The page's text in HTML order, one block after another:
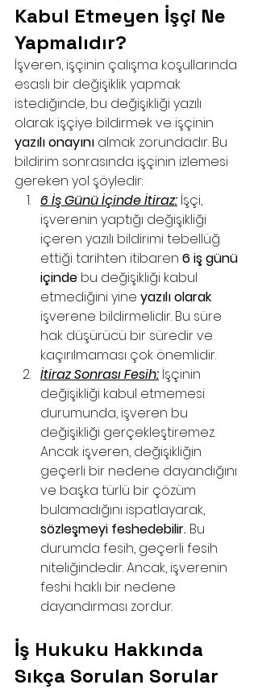
Kabul Etmeyen İşçi Ne
Yapmalıdır?
İşveren, işçinin çalışma koşullarında
esaslı bir değişiklik yapmak
istediğinde, bu değişikliği yazılı
olarak işçiye bildirmek ve işçinin
yazılı onayını almak zorundadır. Bu
bildirim sonrasında işçinin izlemesi
gereken yol şöyledir:
6 İş Günü İçinde İtiraz: İşçi,
işverenin yaptığı değişikliği
içeren yazılı bildirimi tebellüğ
ettiği tarihten itibaren 6 iş günü
içinde bu değişikliği kabul
etmediğini yine yazılı olarak
işverene bildirmelidir. Bu süre
hak düşürücü bir süredir ve
kaçırılmaması çok önemlidir.
İtiraz Sonrası Fesih: İşçinin
değişikliği kabul etmemesi
durumunda, işveren bu
değişikliği gerçekleştiremez.
Ancak işveren, değişikliğin
geçerli bir nedene dayandığını
ve başka türlü bir çözüm
bulamadığını ispatlayarak,
sözleşmeyi feshedebilir. Bu
durumda fesih, geçerli fesih
niteliğindedir. Ancak, işverenin
feshi haklı bir nedene
dayandırması zordur.
İş Hukuku Hakkında
Sıkça Sorulan Sorular